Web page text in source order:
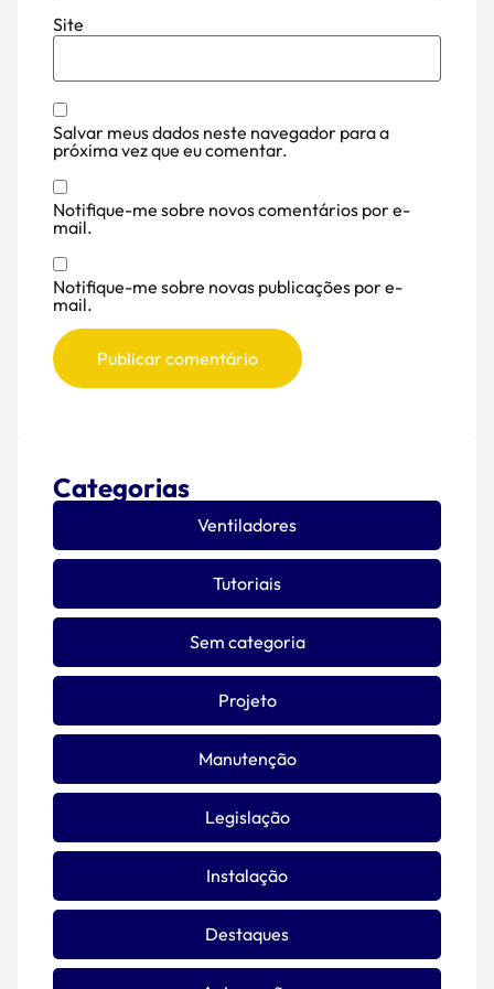
Site
Salvar meus dados neste navegador para a
próxima vez que eu comentar.
Notifique-me sobre novos comentários por e-
mail.
Notifique-me sobre novas publicações por e-
mail.
Categorias
Ventiladores
Tutoriais
Sem categoria
Projeto
Manutenção
Legislação
Instalação
Destaques